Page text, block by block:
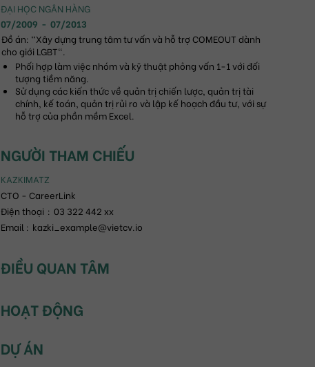
ĐẠI HỌC NGÂN HÀNG
07/2009 - 07/2013
Đồ án: "Xây dựng trung tâm tư vấn và hỗ trợ COMEOUT dành
cho giới LGBT".
Phối hợp làm việc nhóm và kỹ thuật phỏng vấn 1-1 với đối
tượng tiềm năng.
Sử dụng các kiến thức về quản trị chiến lược, quản trị tài
chính, kế toán, quản trị rủi ro và lập kế hoạch đầu tư, với sự
hỗ trợ của phần mềm Excel.
NGƯỜI THAM CHIẾU
KAZKIMATZ
CTO - CareerLink
Điện thoại : 03 322 442 xx
Email : kazki_example@vietcv.io
ĐIỀU QUAN TÂM
HOẠT ĐỘNG
DỰ ÁN